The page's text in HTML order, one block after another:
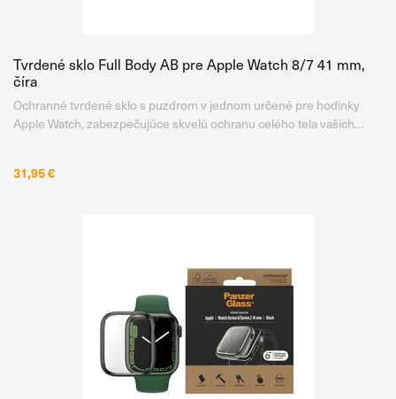
Tvrdené sklo Full Body AB pre Apple Watch 8/7 41 mm,
číra
Ochranné tvrdené sklo s puzdrom v jednom určené pre hodinky
Apple Watch, zabezpečujúce skvelú ochranu celého tela vašich
31,95 €